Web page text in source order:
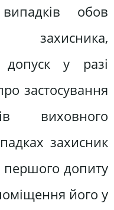
обов
захисника,
у разі
застосування
виховного
захисник
першого допиту
його у